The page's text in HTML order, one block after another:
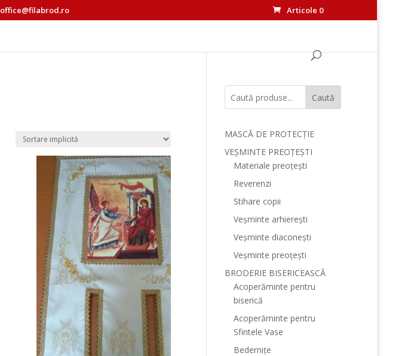
office@filabrod.ro Articole 0
Caută
MASCĂ DE PROTECȚIE
VEȘMINTE PREOȚEȘTI
Materiale preoțești
Reverenzi
Stihare copii
Veșminte arhierești
Veșminte diaconești
Veșminte preoțești
BRODERIE BISERICEASCĂ
Acoperăminte pentru
biserică
Acoperăminte pentru
Sfintele Vase
Bedernițe